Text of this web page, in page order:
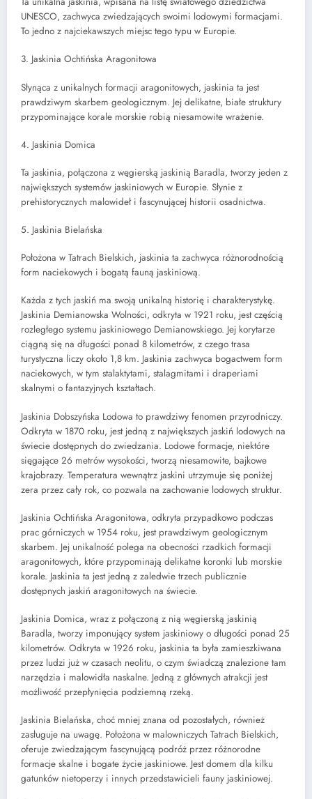
UNESCO, zachwyca zwiedzających swoimi lodowymi formacjami.
To jedno z najciekawszych miejsc tego typu w Europie.
3. Jaskinia Ochtińska Aragonitowa
Słynąca z unikalnych formacji aragonitowych, jaskinia ta jest
prawdziwym skarbem geologicznym. Jej delikatne, białe struktury
przypominające korale morskie robią niesamowite wrażenie.
4. Jaskinia Domica
Ta jaskinia, połączona z węgierską jaskinią Baradla, tworzy jeden z
największych systemów jaskiniowych w Europie. Słynie z
prehistorycznych malowideł i fascynującej historii osadnictwa.
5. Jaskinia Bielańska
Położona w Tatrach Bielskich, jaskinia ta zachwyca różnorodnością
form naciekowych i bogatą fauną jaskiniową.
Każda z tych jaskiń ma swoją unikalną historię i charakterystykę.
Jaskinia Demianowska Wolności, odkryta w 1921 roku, jest częścią
rozległego systemu jaskiniowego Demianowskiego. Jej korytarze
ciągną się na długości ponad 8 kilometrów, z czego trasa
turystyczna liczy około 1,8 km. Jaskinia zachwyca bogactwem form
naciekowych, w tym stalaktytami, stalagmitami i draperiami
skalnymi o fantazyjnych kształtach.
Jaskinia Dobszyńska Lodowa to prawdziwy fenomen przyrodniczy.
Odkryta w 1870 roku, jest jedną z największych jaskiń lodowych na
świecie dostępnych do zwiedzania. Lodowe formacje, niektóre
sięgające 26 metrów wysokości, tworzą niesamowite, bajkowe
krajobrazy. Temperatura wewnątrz jaskini utrzymuje się poniżej
zera przez cały rok, co pozwala na zachowanie lodowych struktur.
Jaskinia Ochtińska Aragonitowa, odkryta przypadkowo podczas
prac górniczych w 1954 roku, jest prawdziwym geologicznym
skarbem. Jej unikalność polega na obecności rzadkich formacji
aragonitowych, które przypominają delikatne koronki lub morskie
korale. Jaskinia ta jest jedną z zaledwie trzech publicznie
dostępnych jaskiń aragonitowych na świecie.
Jaskinia Domica, wraz z połączoną z nią węgierską jaskinią
Baradla, tworzy imponujący system jaskiniowy o długości ponad 25
kilometrów. Odkryta w 1926 roku, jaskinia ta była zamieszkiwana
przez ludzi już w czasach neolitu, o czym świadczą znalezione tam
narzędzia i malowidła naskalne. Jedną z głównych atrakcji jest
możliwość przepłynięcia podziemną rzeką.
Jaskinia Bielańska, choć mniej znana od pozostałych, również
zasługuje na uwagę. Położona w malowniczych Tatrach Bielskich,
oferuje zwiedzającym fascynującą podróż przez różnorodne
formacje skalne i bogate życie jaskiniowe. Jest domem dla kilku
gatunków nietoperzy i innych przedstawicieli fauny jaskiniowej.